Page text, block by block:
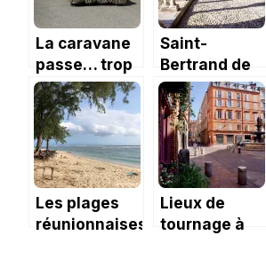
La caravane
passe… trop
vite
Saint-
Bertrand de
Comminges
sur le Chemin
de
Compostelle
Les plages
réunionnaises :
Lieux de
tournage à